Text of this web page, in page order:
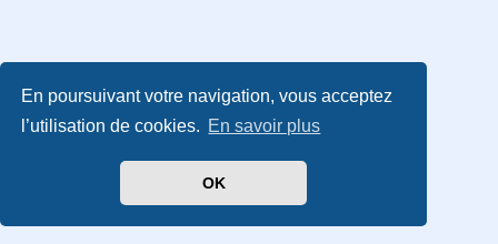
En poursuivant votre navigation, vous acceptez
l’utilisation de cookies. En savoir plus
OK